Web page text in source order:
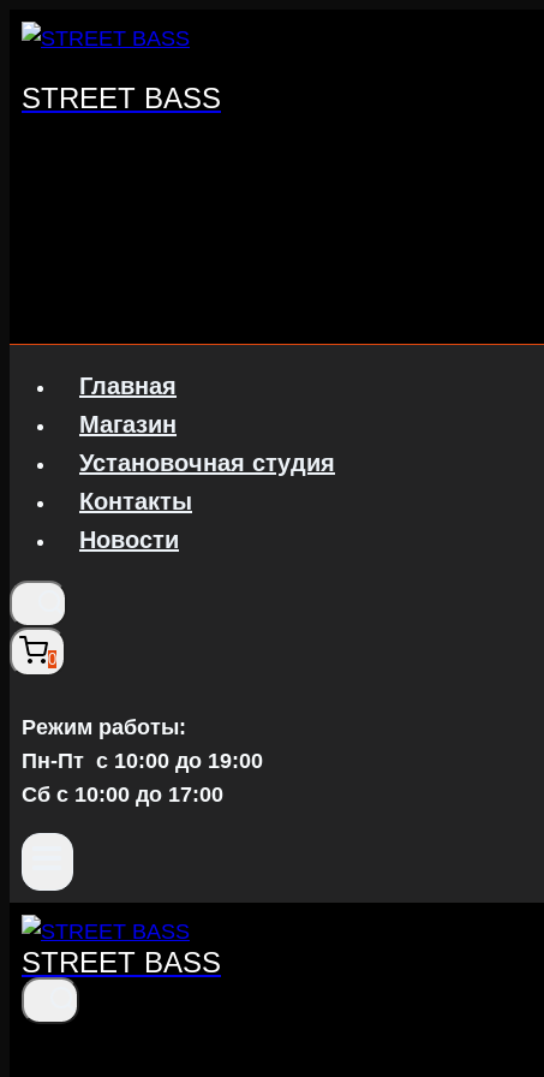
Перейти
содержанию
STREET BASS
Главная
Магазин
Установочная студия
Контакты
Новости
0
Режим работы:
Пн-Пт c 10:00 до 19:00
Сб с 10:00 до 17:00
STREET BASS